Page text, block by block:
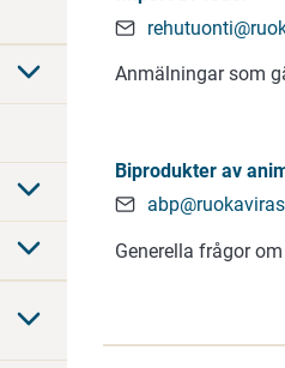
Anmälningar som
Biprodukter av
Generella frågor